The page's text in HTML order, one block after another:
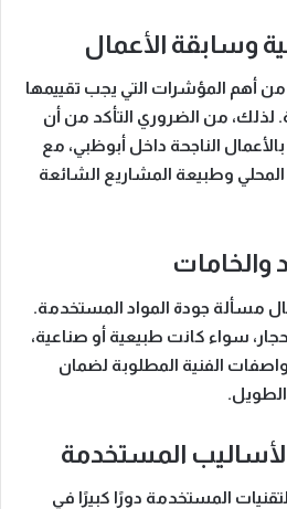
من أهم المؤشرات التي يجب تقييمها
لذلك، من الضروري التأكد من أن
الناجحة داخل أبوظبي، مع
وطبيعة المشاريع الشائعة
مسألة جودة المواد المستخدمة.
سواء كانت طبيعية أو صناعية،
الفنية المطلوبة لضمان
الطويل.
المستخدمة دورًا كبيرًا في